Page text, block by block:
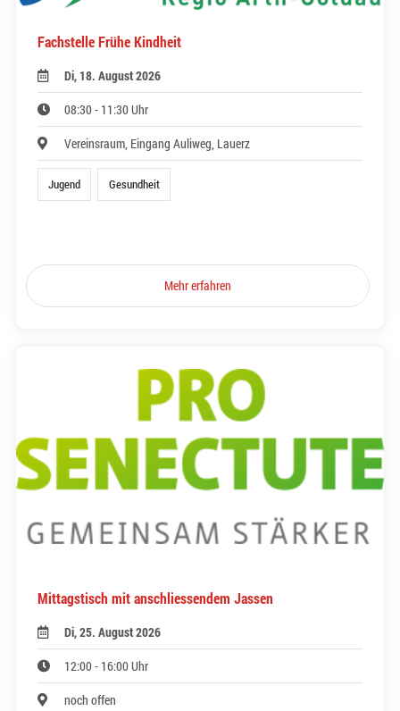
Fachstelle Frühe Kindheit
Di, 18. August 2026
08:30 - 11:30 Uhr
Vereinsraum, Eingang Auliweg, Lauerz
Jugend Gesundheit
Mehr erfahren
Mittagstisch mit anschliessendem Jassen
Di, 25. August 2026
12:00 - 16:00 Uhr
noch offen